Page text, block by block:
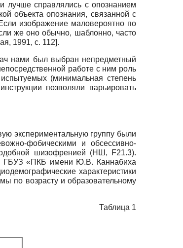
лучше справлялись с опознанием
объекта опознания, связанной с
изображение маловероятно по
же оно обычно, шаблонно, часто
1991, с. 112].
нами был выбран непредметный
работе с ним роль
(минимальная степень
позволяли варьировать
экспериментальную группу были
фобическими и обсессивно­
шизофренией (НШ,
F21.3).
ГБУЗ «ПКБ имени Ю.В. Каннабиха
характеристики
по возрасту и образовательному
Таблица 1